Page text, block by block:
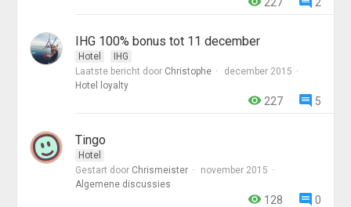
IHG 100% bonus tot 11 december
Hotel
IHG
Laatste bericht door Christophe
december 2015
Hotel loyalty
5
227
Tingo
Hotel
Gestart door Chrismeister
november 2015
Algemene discussies
0
128